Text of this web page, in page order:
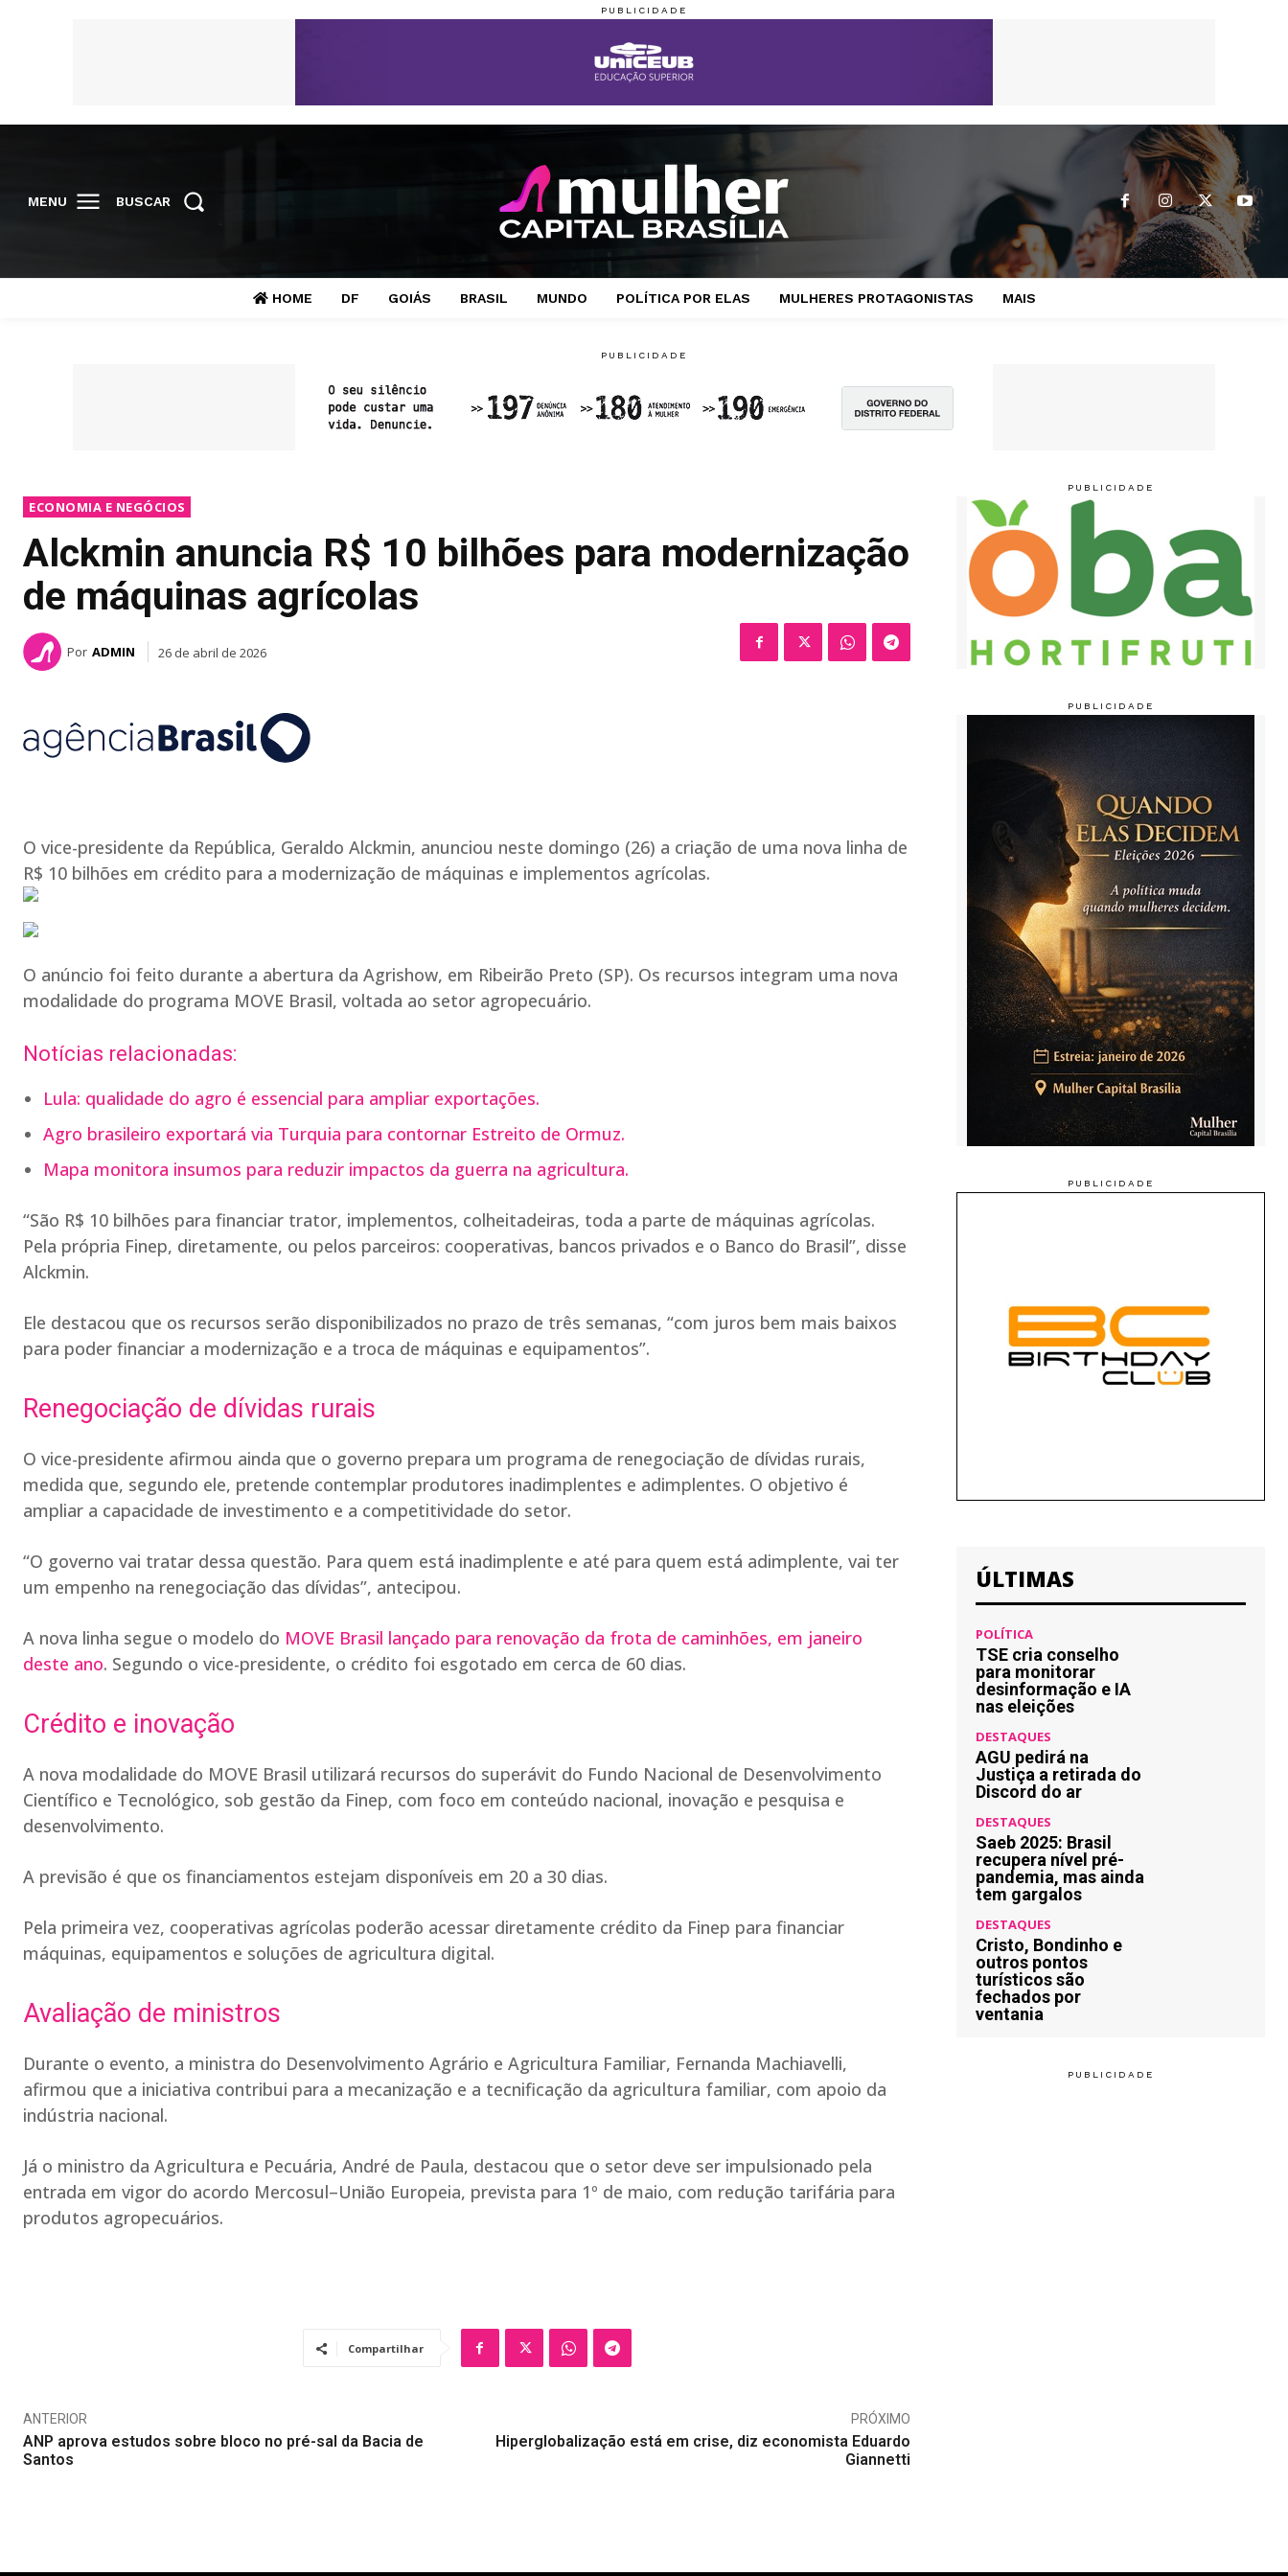
MENU BUSCAR
HOME DF GOIÁS BRASIL MUNDO POLÍTICA POR ELAS MULHERES PROTAGONISTAS MAIS
ECONOMIA E NEGÓCIOS
Alckmin anuncia R$ 10 bilhões para modernização
de máquinas agrícolas
Por ADMIN 26 de abril de 2026
O vice-presidente da República, Geraldo Alckmin, anunciou neste domingo (26) a criação de uma nova linha de
R$ 10 bilhões em crédito para a modernização de máquinas e implementos agrícolas.
O anúncio foi feito durante a abertura da Agrishow, em Ribeirão Preto (SP). Os recursos integram uma nova
modalidade do programa MOVE Brasil, voltada ao setor agropecuário.
Notícias relacionadas:
Lula: qualidade do agro é essencial para ampliar exportações.
Agro brasileiro exportará via Turquia para contornar Estreito de Ormuz.
Mapa monitora insumos para reduzir impactos da guerra na agricultura.
“São R$ 10 bilhões para financiar trator, implementos, colheitadeiras, toda a parte de máquinas agrícolas.
Pela própria Finep, diretamente, ou pelos parceiros: cooperativas, bancos privados e o Banco do Brasil”, disse
Alckmin.
Ele destacou que os recursos serão disponibilizados no prazo de três semanas, “com juros bem mais baixos
para poder financiar a modernização e a troca de máquinas e equipamentos”.
Renegociação de dívidas rurais
O vice-presidente afirmou ainda que o governo prepara um programa de renegociação de dívidas rurais,
medida que, segundo ele, pretende contemplar produtores inadimplentes e adimplentes. O objetivo é
ampliar a capacidade de investimento e a competitividade do setor.
“O governo vai tratar dessa questão. Para quem está inadimplente e até para quem está adimplente, vai ter
um empenho na renegociação das dívidas”, antecipou.
A nova linha segue o modelo do MOVE Brasil lançado para renovação da frota de caminhões, em janeiro
deste ano. Segundo o vice-presidente, o crédito foi esgotado em cerca de 60 dias.
Crédito e inovação
A nova modalidade do MOVE Brasil utilizará recursos do superávit do Fundo Nacional de Desenvolvimento
Científico e Tecnológico, sob gestão da Finep, com foco em conteúdo nacional, inovação e pesquisa e
desenvolvimento.
A previsão é que os financiamentos estejam disponíveis em 20 a 30 dias.
Pela primeira vez, cooperativas agrícolas poderão acessar diretamente crédito da Finep para financiar
máquinas, equipamentos e soluções de agricultura digital.
Avaliação de ministros
Durante o evento, a ministra do Desenvolvimento Agrário e Agricultura Familiar, Fernanda Machiavelli,
afirmou que a iniciativa contribui para a mecanização e a tecnificação da agricultura familiar, com apoio da
indústria nacional.
Já o ministro da Agricultura e Pecuária, André de Paula, destacou que o setor deve ser impulsionado pela
entrada em vigor do acordo Mercosul–União Europeia, prevista para 1º de maio, com redução tarifária para
produtos agropecuários.
Compartilhar
ANTERIOR
ANP aprova estudos sobre bloco no pré-sal da Bacia de
Santos
PRÓXIMO
Hiperglobalização está em crise, diz economista Eduardo
Giannetti
ÚLTIMAS
POLÍTICA
TSE cria conselho
para monitorar
desinformação e IA
nas eleições
DESTAQUES
AGU pedirá na
Justiça a retirada do
Discord do ar
DESTAQUES
Saeb 2025: Brasil
recupera nível pré-
pandemia, mas ainda
tem gargalos
DESTAQUES
Cristo, Bondinho e
outros pontos
turísticos são
fechados por
ventania